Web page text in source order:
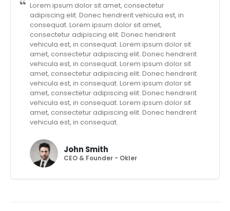
Lorem ipsum dolor sit amet, consectetur
adipiscing elit. Donec hendrerit vehicula est, in
consequat. Lorem ipsum dolor sit amet,
consectetur adipiscing elit. Donec hendrerit
vehicula est, in consequat. Lorem ipsum dolor sit
amet, consectetur adipiscing elit. Donec hendrerit
vehicula est, in consequat. Lorem ipsum dolor sit
amet, consectetur adipiscing elit. Donec hendrerit
vehicula est, in consequat. Lorem ipsum dolor sit
amet, consectetur adipiscing elit. Donec hendrerit
vehicula est, in consequat. Lorem ipsum dolor sit
amet, consectetur adipiscing elit. Donec hendrerit
vehicula est, in consequat.
John Smith
CEO & Founder - Okler